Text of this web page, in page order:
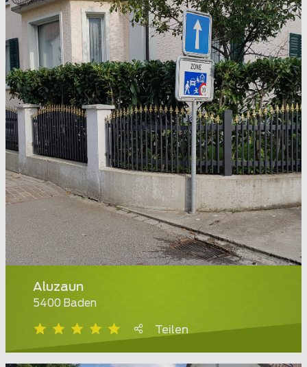
Aluzaun
5400 Baden
Teilen